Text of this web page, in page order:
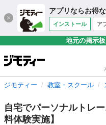
アプリならお得
インストール ア
地元の掲示
ジモティー 教室・スクール
自宅でパーソナルトレ
料体験実施】